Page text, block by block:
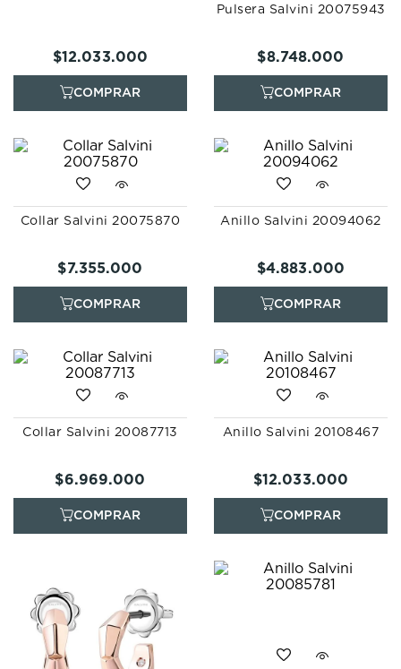
$12.033.000
Pulsera Salvini 20075943
$8.748.000
Collar Salvini 20075870
$7.355.000
Anillo Salvini 20094062
$4.883.000
Collar Salvini 20087713
$6.969.000
Anillo Salvini 20108467
$12.033.000